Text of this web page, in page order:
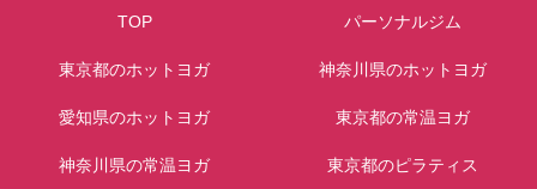
TOP パーソナルジム
東京都のホットヨガ 神奈川県のホットヨガ
愛知県のホットヨガ 東京都の常温ヨガ
神奈川県の常温ヨガ 東京都のピラティス